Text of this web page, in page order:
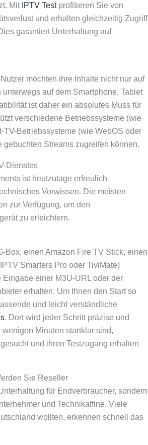
Mit IPTV Testprofitieren Sie von
und erhalten gleichzeitig Zugriff
garantiert Unterhaltung auf
möchten ihre Inhalte nicht nur auf
auf dem Smartphone, Tablet
ist daher ein absolutes Muss für
verschiedene Betriebssysteme (wie
Betriebssysteme (wie WebOS oder
Streams zugreifen können.
Dienstes
ist heutzutage erfreulich
Vorwissen. Die meisten
zur Verfügung, um den
zu erleichtern.
Box, einen Amazon Fire TV Stick, einen
Smarters Pro oder TiviMate)
einer M3U-URL oder der
erhalten. Um Ihnen den Start so
und leicht verständliche
. Dort wird jeder Schritt präzise und
Minuten startklar sind,
und ihren Testzugang erhalten
Sie Reseller
für Endverbraucher, sondern
und Technikaffine. Viele
wollten, erkennen schnell das